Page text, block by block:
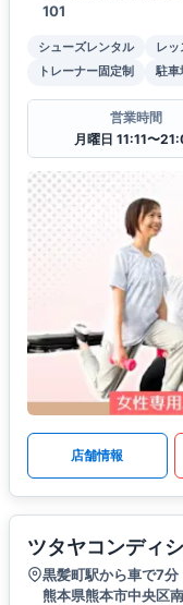
101
シューズレンタル レ
トレーナー固定制
駐車
営業時間
月曜日 11:11〜
店舗情報
ツタヤコンディ
黒髪町駅から車で7分
熊本県熊本市中央区